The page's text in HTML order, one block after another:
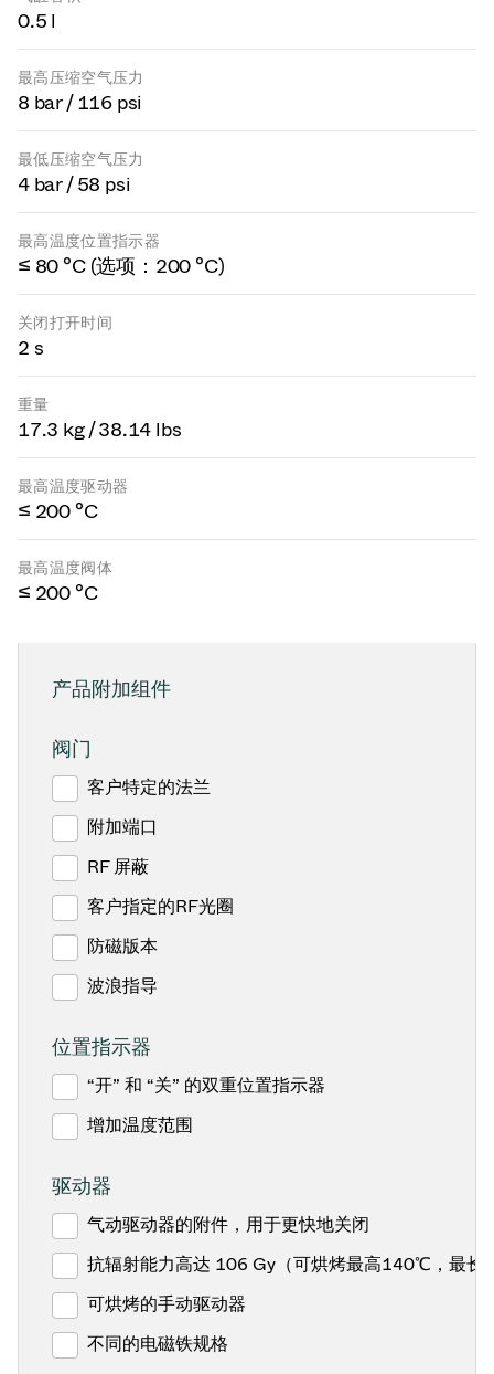
0.5 l
最高压缩空气压力
8 bar / 116 psi
最低压缩空气压力
4 bar / 58 psi
最高温度位置指示器
≤ 80 °C (选项：200 °C)
关闭打开时间
2 s
重量
17.3 kg / 38.14 lbs
最高温度驱动器
≤ 200 °C
最高温度阀体
≤ 200 °C
产品附加组件
阀门
客户特定的法兰
附加端口
RF 屏蔽
客户指定的RF光圈
防磁版本
波浪指导
位置指示器
“开” 和 “关” 的双重位置指示器
增加温度范围
驱动器
气动驱动器的附件，用于更快地关闭
抗辐射能力高达 106 Gy（可烘烤最高140℃，最长
可烘烤的手动驱动器
不同的电磁铁规格